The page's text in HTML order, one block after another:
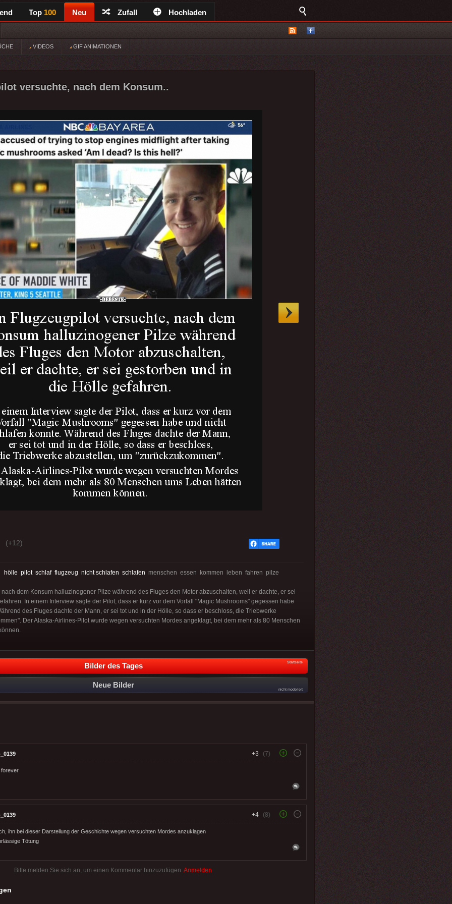
Top 100 Neu Zufall Hochladen
VIDEOS GIF ANIMATIONEN
versuchte, nach dem Konsum..
(+12)
hölle pilot schlaf flugzeug nicht schlafen schlafen menschen essen kommen leben fahren pilze
dem Konsum halluzinogener Pilze während des Fluges den Motor abzuschalten, weil er dachte, er sei
In einem Interview sagte der Pilot, dass er kurz vor dem Vorfall "Magic Mushrooms" gegessen habe
des Fluges dachte der Mann, er sei tot und in der Hölle, so dass er beschloss, die Triebwerke
Der Alaska-Airlines-Pilot wurde wegen versuchten Mordes angeklagt, bei dem mehr als 80 Menschen
Bilder des Tages Startseite
Neue Bilder
nicht moderiert
+3 (7)
forever
+4 (8)
ihn bei dieser Darstellung der Geschichte wegen versuchten Mordes anzuklagen
Tötung
Bitte melden Sie sich an, um einen Kommentar hinzuzufügen. Anmelden